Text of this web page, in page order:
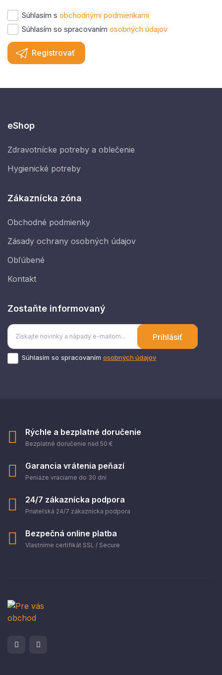
Súhlasím s obchodnými podmienkami
Súhlasím so spracovaním osobných údajov
Registrovať
eShop
Zdravotnícke potreby a oblečenie
Hygienické potreby
Zákaznícka zóna
Obchodné podmienky
Zásady ochrany osobných údajov
Obľúbené
Kontakt
Zostaňte informovaný
Súhlasím so spracovaním osobných údajov
Prihlásiť
Rýchle a bezplatné doručenie
Bezplatné doručenie nad 50 €
Garancia vrátenia peňazí
Peniaze vraciame do 30 dní
24/7 zákaznícka podpora
Priateľská 24/7 zákaznícka podpora
Bezpečná online platba
Vlastníme certifikát SSL / Secure